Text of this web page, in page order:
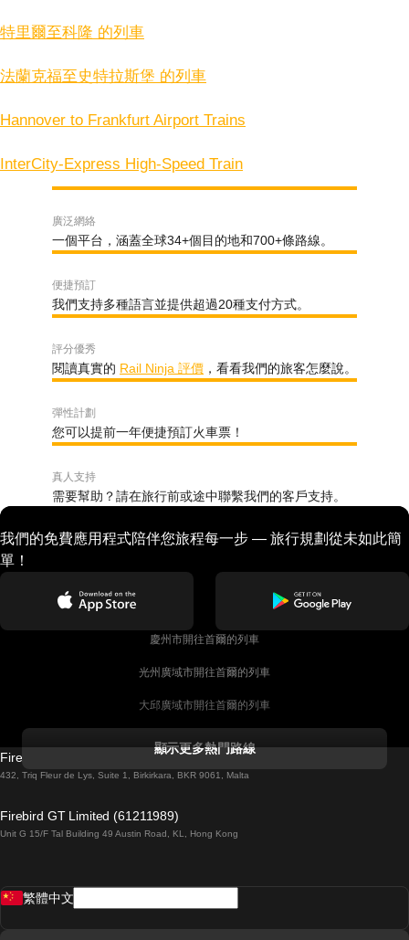
特里爾至科隆 的列車
法蘭克福至史特拉斯堡 的列車
Hannover to Frankfurt Airport Trains
InterCity-Express High-Speed Train
廣泛網絡
一個平台，涵蓋全球34+個目的地和700+條路線。
便捷預訂
我們支持多種語言並提供超過20種支付方式。
評分優秀
閱讀真實的 Rail Ninja 評價 ，看看我們的旅客怎麼說。
彈性計劃
您可以提前一年便捷預訂火車票！
真人支持
需要幫助？請在旅行前或途中聯繫我們的客戶支持。
我們的免費應用程式陪伴您旅程每一步 — 旅行規劃從未如此簡
單！
慶州市開往首爾的列車
光州廣域市開往首爾的列車
大邱廣域市開往首爾的列車
都柏林開往戈尔韦的列車
羅馬開往拿坡里的列車
顯示更多熱門路線
Firebird GT Limited (OC 1451)
432, Triq Fleur de Lys, Suite 1, Birkirkara, BKR 9061, Malta
Firebird GT Limited (61211989)
Unit G 15/F Tal Building 49 Austin Road, KL, Hong Kong
繁體中文